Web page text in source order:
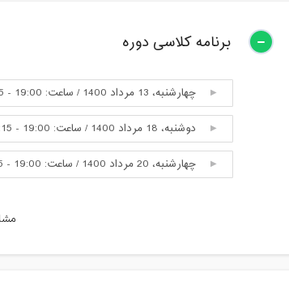
برنامه کلاسی دوره
چهارشنبه، 13 مرداد 1400 / ساعت: 19:00 - 20:15
دوشنبه، 18 مرداد 1400 / ساعت: 19:00 - 20:15
چهارشنبه، 20 مرداد 1400 / ساعت: 19:00 - 20:15